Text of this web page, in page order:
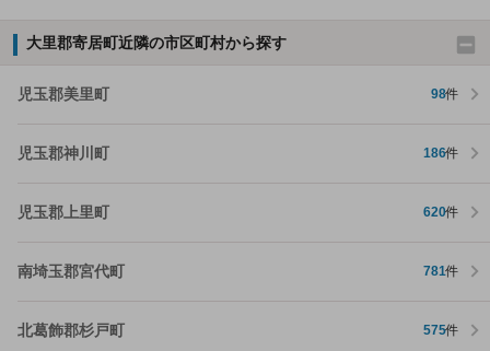
大里郡寄居町近隣の市区町村から探す
児玉郡美里町 98件
児玉郡神川町 186件
児玉郡上里町 620件
南埼玉郡宮代町 781件
北葛飾郡杉戸町 575件